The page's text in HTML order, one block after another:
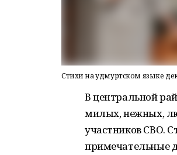
Стихи на удмуртском языке
В центральной
милых, нежных,
участников СВО.
примечательные